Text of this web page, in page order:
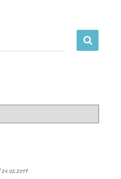
24.02.2019